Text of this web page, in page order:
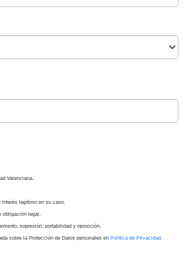
Valenciana.
interés legítimo en su caso.
obligación legal.
supresión, portabilidad y oposición.
sobre la Protección de Datos personales en Política de Privacidad.